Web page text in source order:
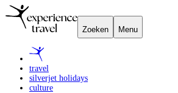
Zoeken Menu
travel
silverjet holidays
culture